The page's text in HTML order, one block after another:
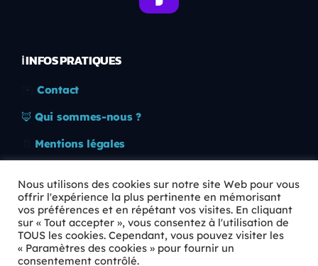
ℹ️ INFOS PRATIQUES
Contact
🦊 Qui sommes-nous ?
Mentions légales
🛡️ RGPD
Copyright © 2026 Animkids. Tous droits réservés.
Nous utilisons des cookies sur notre site Web pour vous
offrir l'expérience la plus pertinente en mémorisant
vos préférences et en répétant vos visites. En cliquant
sur « Tout accepter », vous consentez à l'utilisation de
TOUS les cookies. Cependant, vous pouvez visiter les
« Paramètres des cookies » pour fournir un
consentement contrôlé.